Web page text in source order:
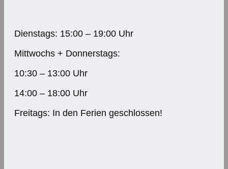
Dienstags: 15:00 – 19:00 Uhr
Mittwochs + Donnerstags:
10:30 – 13:00 Uhr
14:00 – 18:00 Uhr
Freitags: In den Ferien geschlossen!